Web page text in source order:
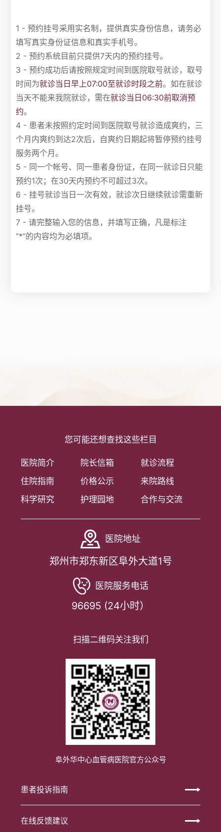
1 - 预约挂号采用实名制，提供真实身份信息，请务必
填写真实身份证信息和真实手机号。
2 - 预约系统目前只提供7天内的预约挂号。
3 - 预约成功后请按照规定时间到医院取号就诊，取号
时间为就诊当日早上07:00至就诊时段之前。如在就诊
当天不能来我院就诊，需在就诊当日06:30前取消预
约。
4 - 患者未按照约定时间到医院取号就诊造成爽约，三
个月内爽约到达2次后，自爽约日期起将暂停预约挂号
服务两个月。
5 - 同一个帐号、同一患者身份证，在同一就诊日只能
预约1次；在30天内预约不可超过3次。
6 - 挂号就诊当日一次有效，就诊次日继续就诊需重新
挂号。
7 - 请完整输入您的信息，并填写正确，凡是标注
“*”的内容均为必填项。
您可能还想查找这些栏目
医院简介 院长信箱
就诊流程
住院指南
价格公示
来院路线
科学研究
护理园地 合作与交流
医院地址
郑州市郑东新区阜外大道1号
医院服务电话
96695 (24小时）
扫描二维码关注我们
阜外华中心血管病医院官方公众号
患者投诉指南
在线反馈建议